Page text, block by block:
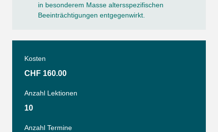
in besonderem Masse altersspezifischen
Beeinträchtigungen entgegenwirkt.
Kosten
CHF 160.00
Anzahl Lektionen
10
Anzahl Termine